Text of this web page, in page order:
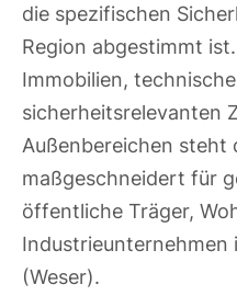
die spezifischen
Region abgestimmt
Immobilien,
sicherheitsrelevanten
Außenbereichen steht
maßgeschneidert für
öffentliche Träger,
Industrieunternehmen
(Weser).